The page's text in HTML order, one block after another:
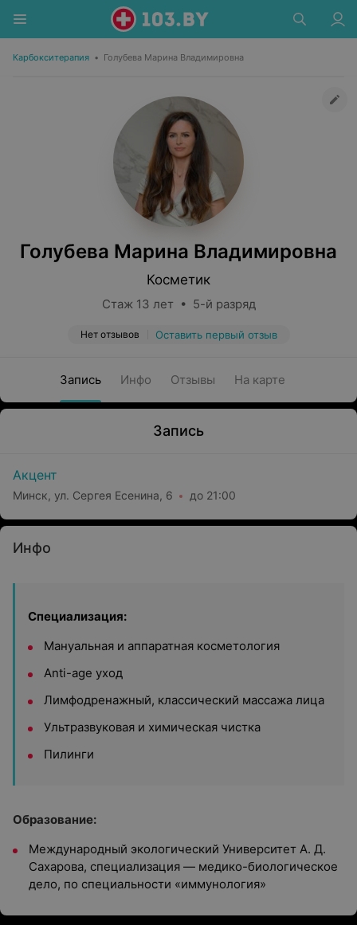
Карбокситерапия • Голубева Марина Владимировна
Голубева Марина Владимировна
Косметик
Стаж 13 лет • 5-й разряд
Нет отзывов Оставить первый отзыв
Запись Инфо Отзывы На карте
Запись
Акцент
Минск, ул. Сергея Есенина, 6 до 21:00
Инфо
Специализация:
Мануальная и аппаратная косметология
Аnti-age уход
Лимфодренажный, классический массажа лица
Ультразвуковая и химическая чистка
Пилинги
Образование:
Международный экологический Университет А. Д.
Сахарова, специализация — медико-биологическое
дело, по специальности «иммунология»